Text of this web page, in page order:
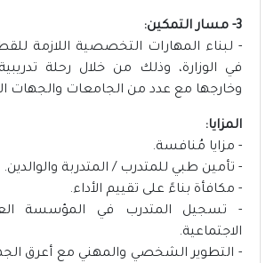
3- مسار التمكين:
- لبناء المهارات التخصصية اللازمة
في الوزارة، وذلك من خلال رحلة
وخارجها مع عدد من الجامعات والجهات
المزايا:
- مزايا مُنافسة.
- تأمين طبي للمتدرب / المتدربة والوالدين.
- مكافأة بناءً على تقييم الأداء.
- تسجيل المتدرب في المؤسسة
الاجتماعية.
- التطوير الشخصي والمهني مع أعرق